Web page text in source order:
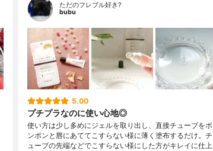
ただのフレブル好き?
bubu
5.00
プチプラなのに使い心地◎
使い方は少し多めにジェルを取り出し、直接チューブをポ
ンポンと唇にあててこすらない様に薄く塗布するだけ。チ
ューブの先端などでこすらない様にした方がキレイに仕上